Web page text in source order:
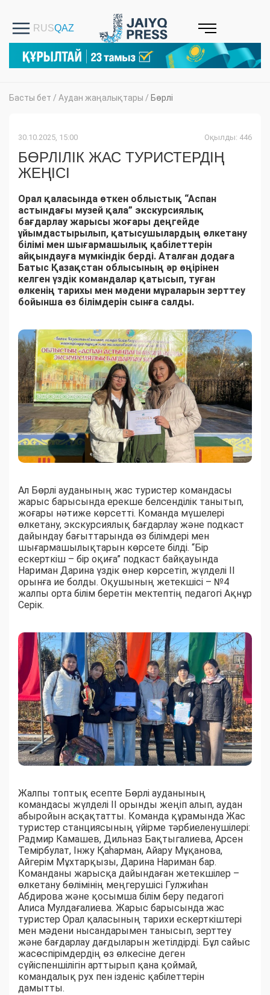
Басты бет / Аудан жаңалықтары / Бөрлі
30.10.2025, 15:00 Оқылды: 446
БӨРЛІЛІК ЖАС ТУРИСТЕРДІҢ
ЖЕҢІСІ
Орал қаласында өткен облыстық “Аспан
астындағы музей қала” экскурсиялық
бағдарлау жарысы жоғары деңгейде
ұйымдастырылып, қатысушылардың өлкетану
білімі мен шығармашылық қабілеттерін
айқындауға мүмкіндік берді. Аталған додаға
Батыс Қазақстан облысының әр өңірінен
келген үздік командалар қатысып, туған
өлкенің тарихы мен мәдени мұраларын зерттеу
бойынша өз білімдерін сынға салды.
Ал Бөрлі ауданының жас туристер командасы
жарыс барысында ерекше белсенділік танытып,
жоғары нәтиже көрсетті. Команда мүшелері
өлкетану, экскурсиялық бағдарлау және подкаст
дайындау бағыттарында өз білімдері мен
шығармашылықтарын көрсете білді. “Бір
ескерткіш – бір оқиға” подкаст байқауында
Нариман Дарина үздік өнер көрсетіп, жүлделі II
орынға ие болды. Оқушының жетекшісі – №4
жалпы орта білім беретін мектептің педагогі Ақнұр
Серік.
Жалпы топтық есепте Бөрлі ауданының
командасы жүлделі II орынды жеңіп алып, аудан
абыройын асқақтатты. Команда құрамында Жас
туристер станциясының үйірме тәрбиеленушілері:
Радмир Камашев, Дильназ Бақтыгалиева, Арсен
Темірбулат, Інжу Қаһарман, Айару Мұқанова,
Айгерім Мұхтарқызы, Дарина Нариман бар.
Команданы жарысқа дайындаған жетекшілер –
өлкетану бөлімінің меңгерушісі Гулжиһан
Абдирова және қосымша білім беру педагогі
Алиса Мулдағалиева. Жарыс барысында жас
туристер Орал қаласының тарихи ескерткіштері
мен мәдени нысандарымен танысып, зерттеу
және бағдарлау дағдыларын жетілдірді. Бұл сайыс
жасөспірімдердің өз өлкесіне деген
сүйіспеншілігін арттырып қана қоймай,
командалық рух пен ізденіс қабілеттерін
дамытты.